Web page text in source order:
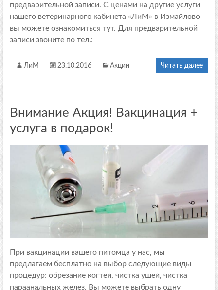
предварительной записи. С ценами на другие услуги
нашего ветеринарного кабинета «ЛиМ» в Измайлово
вы можете ознакомиться тут. Для предварительной
записи звоните по тел.:
ЛиМ 23.10.2016 Акции Читать далее
Внимание Акция! Вакцинация +
услуга в подарок!
При вакцинации вашего питомца у нас, мы
предлагаем бесплатно на выбор следующие виды
процедур: обрезание когтей, чистка ушей, чистка
параанальных желез. Вы можете выбрать одну